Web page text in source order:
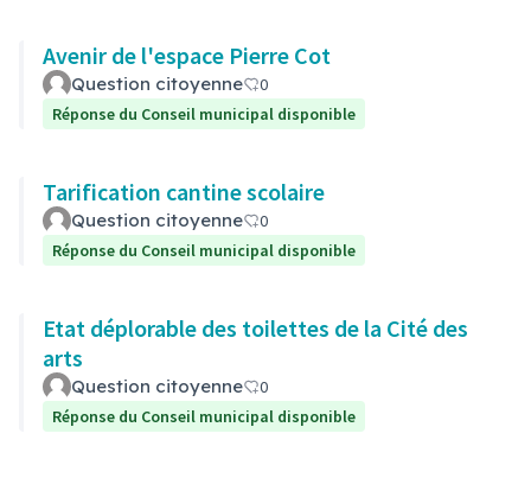
Avenir de l'espace Pierre Cot
Question citoyenne
0
Réponse du Conseil municipal disponible
Tarification cantine scolaire
Question citoyenne
0
Réponse du Conseil municipal disponible
Etat déplorable des toilettes de la Cité des
arts
Question citoyenne
0
Réponse du Conseil municipal disponible